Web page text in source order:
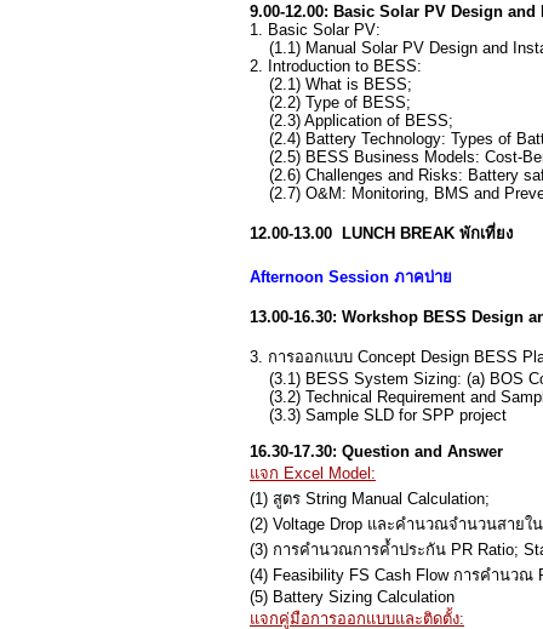
9.00-12.00: Basic Solar PV Design and
1. Basic Solar PV:
(1.1) Manual Solar PV Design and
2. Introduction to BESS:
(2.1) What is BESS;
(2.2) Type of BESS;
(2.3) Application of BESS;
(2.4) Battery Technology: Types of
(2.5) BESS Business Models: Cost-
(2.6) Challenges and Risks: Battery
(2.7) O&M: Monitoring, BMS and
12.00-13.00 LUNCH BREAK พักเที่ยง
Afternoon Session ภาคบ่าย
13.00-16.30: Workshop BESS Design
3. การออกแบบ Concept Design BESS
(3.1) BESS System Sizing: (a) BOS
(3.2) Technical Requirement and
(3.3) Sample SLD for SPP project
16.30-17.30: Question and Answer
แจก Excel Model:
(1) สูตร String Manual Calculation;
(2) Voltage Drop และคำนวณจำนวนสายใ
(3) การคำนวณการค้ำประกัน PR Ratio;
(4) Feasibility FS Cash Flow การคำนวณ
(5) Battery Sizing Calculation
แจกคู่มือการออกแบบและติดตั้ง: